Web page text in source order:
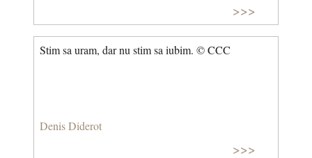
>>>
Stim sa uram, dar nu stim sa iubim. © CCC
Denis Diderot
>>>